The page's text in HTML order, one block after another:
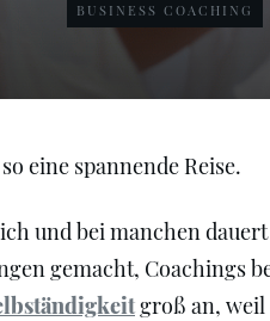
BUSINESS COACHING
eine spannende Reise.
und bei manchen
gemacht,
groß an, weil